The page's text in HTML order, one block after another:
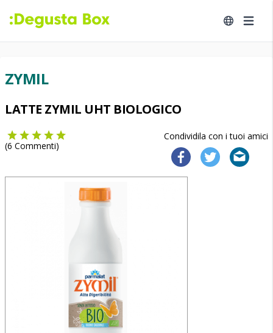
ZYMIL
LATTE ZYMIL UHT BIOLOGICO
Condividila con i tuoi amici
(6 Commenti)